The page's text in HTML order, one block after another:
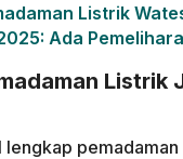
Listrik
Ada
Listrik
lengkap